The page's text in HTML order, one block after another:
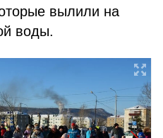
вылили на
воды.